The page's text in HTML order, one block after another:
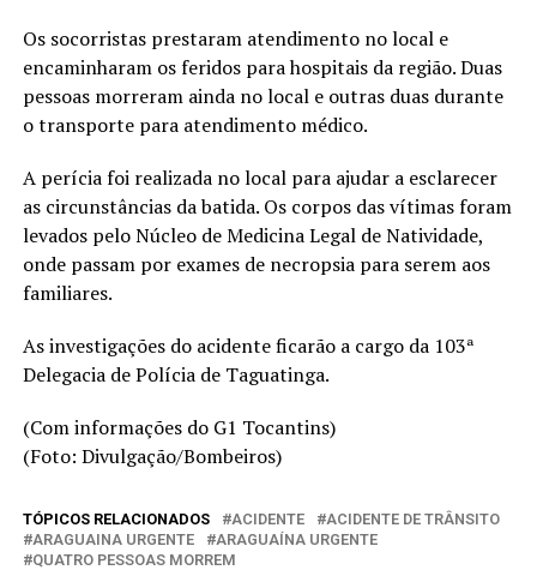
Os socorristas prestaram atendimento no local e
encaminharam os feridos para hospitais da região. Duas
pessoas morreram ainda no local e outras duas durante
o transporte para atendimento médico.
A perícia foi realizada no local para ajudar a esclarecer
as circunstâncias da batida. Os corpos das vítimas foram
levados pelo Núcleo de Medicina Legal de Natividade,
onde passam por exames de necropsia para serem aos
familiares.
As investigações do acidente ficarão a cargo da 103ª
Delegacia de Polícia de Taguatinga.
(Com informações do G1 Tocantins)
(Foto: Divulgação/Bombeiros)
TÓPICOS RELACIONADOS ACIDENTE
ACIDENTE DE TRÂNSITO
ARAGUAINA URGENTE
ARAGUAÍNA URGENTE
QUATRO PESSOAS MORREM